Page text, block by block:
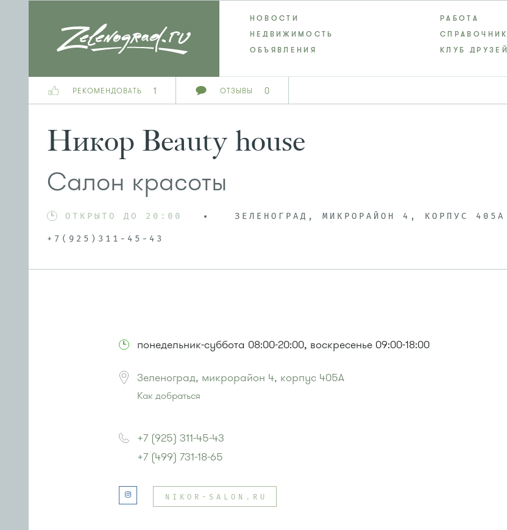
РЕКОМЕНДОВАТЬ 1 ОТЗЫВЫ 0
НОВОСТИ
РАБОТА
НЕДВИЖИМОСТЬ
СПРАВОЧНИК
ОБЪЯВЛЕНИЯ
КЛУБ ДРУЗЕЙ
Никор Beauty house
Салон красоты
ОТКРЫТО ДО 20:00 ЗЕЛЕНОГРАД, МИКРОРАЙОН 4, КОРПУС 405А
+7(925)311-45-43
понедельник-суббота 08:00-20:00, воскресенье 09:00-18:00
Зеленоград, микрорайон 4, корпус 405А
Как добраться
Автобусы № 3, 9, 11, 19, 31, 32.
Маршрутка № 409м, 419м, 476м
или до остановки"Детский мир"
Маршрутка № 408м, 419м, 476м
+7 (925) 311-45-43
+7 (499) 731-18-65
NIKOR-SALON.RU